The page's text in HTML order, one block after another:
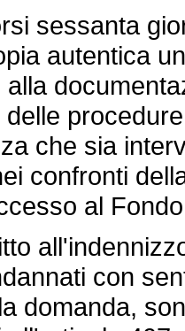
sessanta
autentica
che sia
confronti
al
con
domanda,